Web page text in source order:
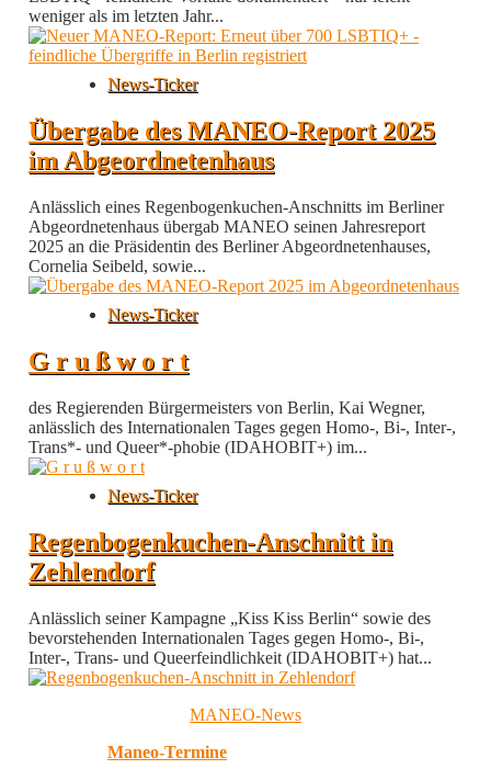
weniger als im letzten Jahr...
News-Ticker
Übergabe des MANEO-Report 2025
im Abgeordnetenhaus
Anlässlich eines Regenbogenkuchen-Anschnitts im Berliner
Abgeordnetenhaus übergab MANEO seinen Jahresreport
2025 an die Präsidentin des Berliner Abgeordnetenhauses,
Cornelia Seibeld, sowie...
News-Ticker
G r u ß w o r t
des Regierenden Bürgermeisters von Berlin, Kai Wegner,
anlässlich des Internationalen Tages gegen Homo-, Bi-, Inter-,
Trans*- und Queer*-phobie (IDAHOBIT+) im...
News-Ticker
Regenbogenkuchen-Anschnitt in
Zehlendorf
Anlässlich seiner Kampagne „Kiss Kiss Berlin“ sowie des
bevorstehenden Internationalen Tages gegen Homo-, Bi-,
Inter-, Trans- und Queerfeindlichkeit (IDAHOBIT+) hat...
MANEO-News
Maneo-Termine